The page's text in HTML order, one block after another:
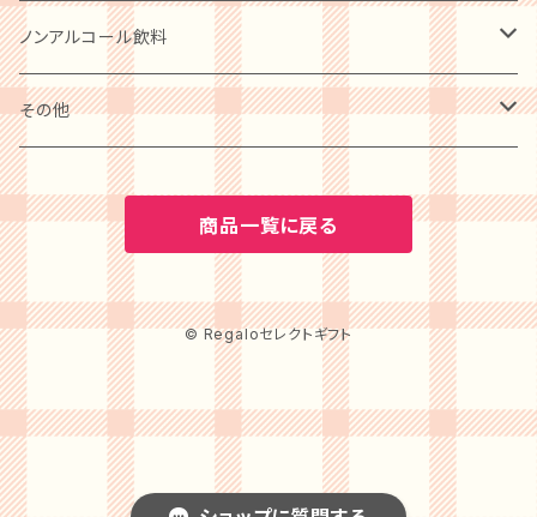
卵・チーズ・乳製品
水産物・水産加工品
缶詰・瓶詰
調味料
ケーキ
クッキー
プリン
アイスクリーム
ゼリー・ジュレ・コンポート
和菓子
ノンアルコール飲料
ビール
ワイン
水・ソフトドリンク
その他
BOOK
カタログギフト
商品一覧に戻る
© Regaloセレクトギフト